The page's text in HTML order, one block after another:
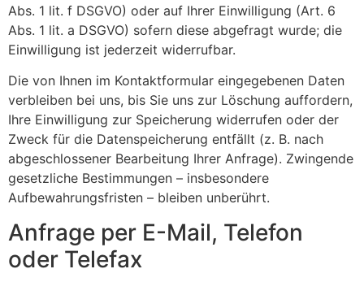
Abs. 1 lit. f DSGVO) oder auf Ihrer Einwilligung (Art. 6
Abs. 1 lit. a DSGVO) sofern diese abgefragt wurde; die
Einwilligung ist jederzeit widerrufbar.
Die von Ihnen im Kontaktformular eingegebenen Daten
verbleiben bei uns, bis Sie uns zur Löschung auffordern,
Ihre Einwilligung zur Speicherung widerrufen oder der
Zweck für die Datenspeicherung entfällt (z. B. nach
abgeschlossener Bearbeitung Ihrer Anfrage). Zwingende
gesetzliche Bestimmungen – insbesondere
Aufbewahrungsfristen – bleiben unberührt.
Anfrage per E-Mail, Telefon
oder Telefax